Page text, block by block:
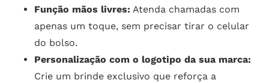
Função mãos livres: Atenda chamadas com
apenas um toque, sem precisar tirar o celular
do bolso.
Personalização com o logotipo da sua marca:
Crie um brinde exclusivo que reforça a